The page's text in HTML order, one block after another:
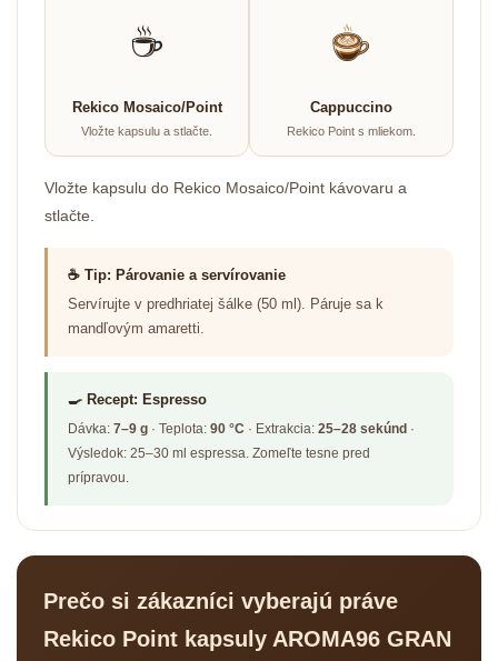
☕
Rekico Mosaico/Point
Vložte kapsulu a stlačte.
Cappuccino
Rekico Point s mliekom.
Vložte kapsulu do Rekico Mosaico/Point kávovaru a
stlačte.
☕ Tip: Párovanie a servírovanie
Servírujte v predhriatej šálke (50 ml). Páruje sa k
mandľovým amaretti.
🍳 Recept: Espresso
Dávka: 7–9 g · Teplota: 90 °C · Extrakcia: 25–28 sekúnd ·
Výsledok: 25–30 ml espressa. Zomeľte tesne pred
prípravou.
Prečo si zákazníci vyberajú práve
Rekico Point kapsuly AROMA96 GRAN